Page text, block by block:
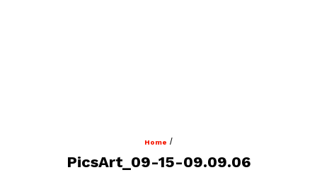
Home /
PicsArt_09-15-09.09.06